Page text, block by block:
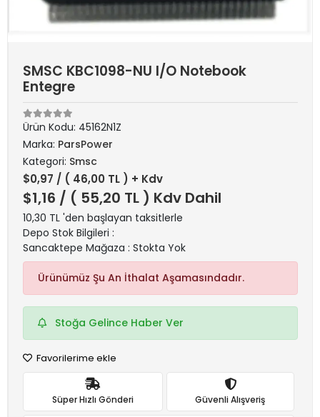
SMSC KBC1098-NU I/O Notebook
Entegre
Ürün Kodu: 45162N1Z
Marka: ParsPower
Kategori: Smsc
$0,97 / ( 46,00 TL ) + Kdv
$1,16 / ( 55,20 TL ) Kdv Dahil
10,30 TL 'den başlayan taksitlerle
Depo Stok Bilgileri :
Sancaktepe Mağaza : Stokta Yok
Ürünümüz Şu An İthalat Aşamasındadır.
Stoğa Gelince Haber Ver
Favorilerime ekle
Süper Hızlı Gönderi Güvenli Alışveriş